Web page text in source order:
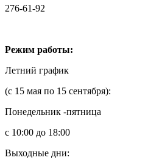
276-61-92
Режим работы:
Летний график
(с 15 мая по 15 сентября):
Понедельник -пятница
с 10:00 до 18:00
Выходные дни: